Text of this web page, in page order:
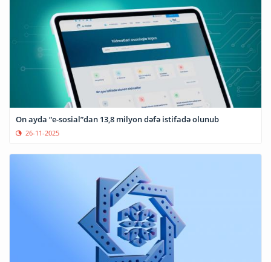
On ayda “e-sosial”dan 13,8 milyon dəfə istifadə olunub
26-11-2025